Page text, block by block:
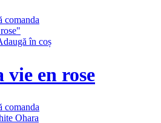
comanda
în coș
vie en rose
comanda